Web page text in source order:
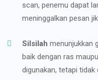
scan, penemu dapat
meninggalkan pesan
Silsilah menunjukkan
baik dengan ras
digunakan, tetapi tidak